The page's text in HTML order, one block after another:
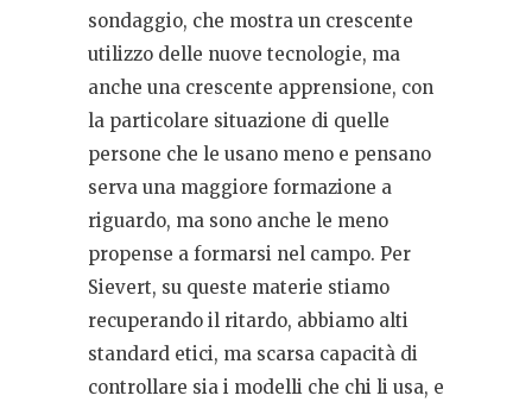
sondaggio, che mostra un crescente
utilizzo delle nuove tecnologie, ma
anche una crescente apprensione, con
la particolare situazione di quelle
persone che le usano meno e pensano
serva una maggiore formazione a
riguardo, ma sono anche le meno
propense a formarsi nel campo. Per
Sievert, su queste materie stiamo
recuperando il ritardo, abbiamo alti
standard etici, ma scarsa capacità di
controllare sia i modelli che chi li usa, e